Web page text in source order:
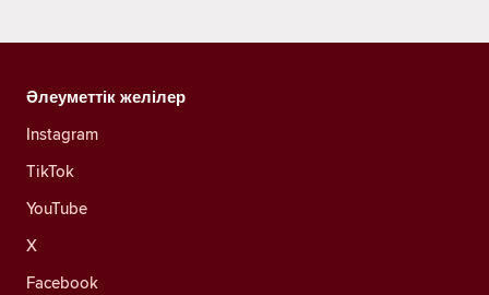
Әлеуметтік желілер
Instagram
TikTok
YouTube
X
Facebook